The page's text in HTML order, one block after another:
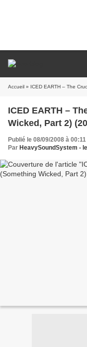
Accueil » ICED EARTH – The
ICED EARTH –
Wicked, Part 2)
Publié le 08/09/2008 à 00:11
Par HeavySoundSystem -